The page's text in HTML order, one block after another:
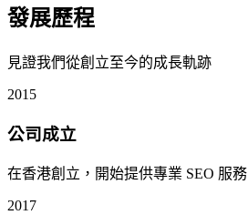
發展歷程
見證我們從創立至今的成長軌跡
2015
公司成立
在香港創立，開始提供專業 SEO 服務
2017